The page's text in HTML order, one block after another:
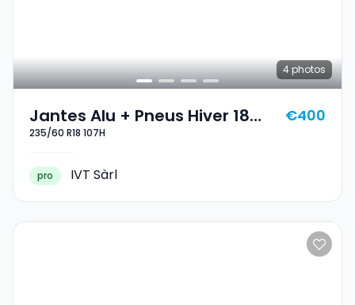
4 photos
Jantes Alu + Pneus Hiver 18
235/60 R18 107H
235/60 R18 107H
€400
pro IVT Sàrl